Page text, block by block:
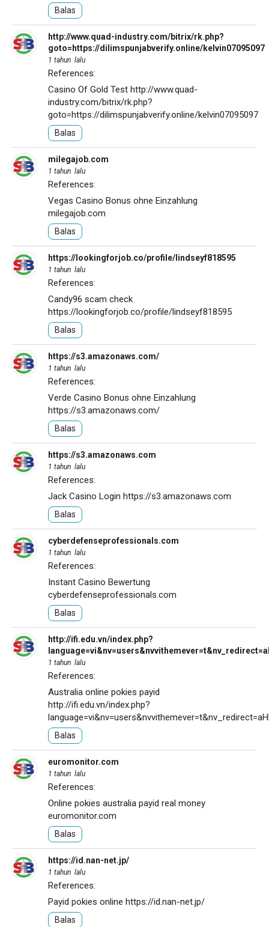
Balas
http://www.quad-industry.com/bitrix/rk.php?
goto=https://dilimspunjabverify.online/kelvin07095097
1 tahun lalu
References:
Casino Of Gold Test http://www.quad-
industry.com/bitrix/rk.php?
goto=https://dilimspunjabverify.online/kelvin07095097
Balas
milegajob.com
1 tahun lalu
References:
Vegas Casino Bonus ohne Einzahlung
milegajob.com
Balas
https://lookingforjob.co/profile/lindseyf818595
1 tahun lalu
References:
Candy96 scam check
https://lookingforjob.co/profile/lindseyf818595
Balas
https://s3.amazonaws.com/
1 tahun lalu
References:
Verde Casino Bonus ohne Einzahlung
https://s3.amazonaws.com/
Balas
https://s3.amazonaws.com
1 tahun lalu
References:
Jack Casino Login https://s3.amazonaws.com
Balas
cyberdefenseprofessionals.com
1 tahun lalu
References:
Instant Casino Bewertung
cyberdefenseprofessionals.com
Balas
http://ifi.edu.vn/index.php?
1 tahun lalu
References:
Australia online pokies payid
http://ifi.edu.vn/index.php?
Balas
euromonitor.com
1 tahun lalu
References:
Online pokies australia payid real money
euromonitor.com
Balas
https://id.nan-net.jp/
1 tahun lalu
References:
Payid pokies online https://id.nan-net.jp/
Balas